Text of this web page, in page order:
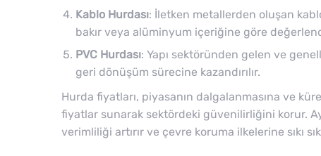
Kablo Hurdası: İletken metallerden oluşan
bakır veya alüminyum içeriğine göre
PVC Hurdası: Yapı sektöründen gelen ve
geri dönüşüm sürecine kazandırılır.
Hurda fiyatları, piyasanın dalgalanmasına ve
fiyatlar sunarak sektördeki güvenilirliğini korur.
verimliliği artırır ve çevre koruma ilkelerine sıkı